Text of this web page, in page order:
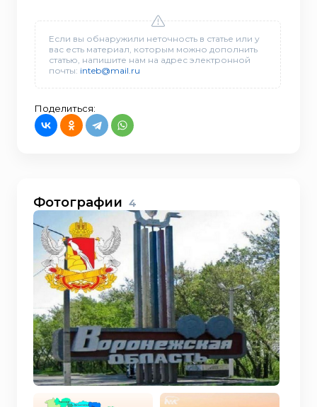
Если вы обнаружили неточность в статье или у
вас есть материал, которым можно дополнить
статью, напишите нам на адрес электронной
почты: inteb@mail.ru
Поделиться:
Фотографии 4